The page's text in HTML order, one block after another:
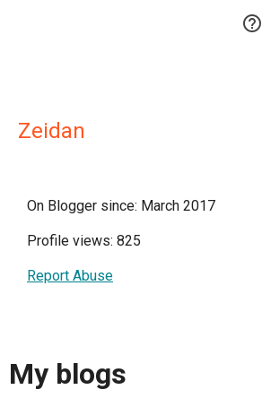

Zeidan
On Blogger since: March 2017
Profile views: 825
Report Abuse
My blogs